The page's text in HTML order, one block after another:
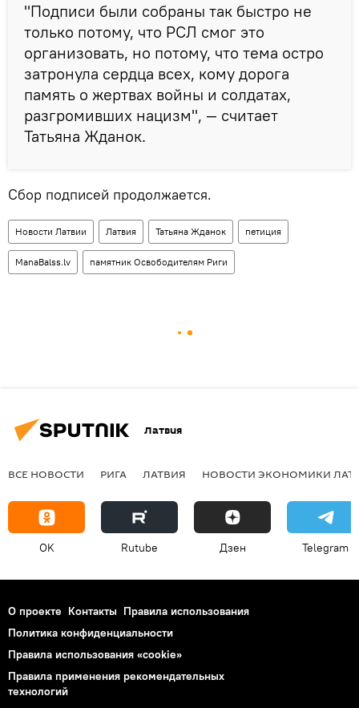
"Подписи были собраны так быстро не
только потому, что РСЛ смог это
организовать, но потому, что тема остро
затронула сердца всех, кому дорога
память о жертвах войны и солдатах,
разгромивших нацизм", — считает
Татьяна Жданок.
Сбор подписей продолжается.
Новости Латвии Латвия Татьяна Жданок петиция
ManaBalss.lv памятник Освободителям Риги
Латвия
ВСЕ НОВОСТИ РИГА ЛАТВИЯ НОВОСТИ ЭКОНОМИКИ
OK Rutube Дзен Telegram
О проекте Контакты Правила использования
Политика конфиденциальности
Правила использования «cookie»
Правила применения рекомендательных
технологий